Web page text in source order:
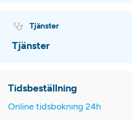
Tjänster
Tjänster
Tidsbeställning
Online tidsbokning 24h